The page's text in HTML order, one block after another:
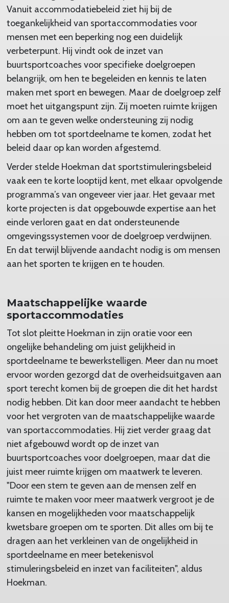
Vanuit accommodatiebeleid ziet hij bij de
toegankelijkheid van sportaccommodaties voor
mensen met een beperking nog een duidelijk
verbeterpunt. Hij vindt ook de inzet van
buurtsportcoaches voor specifieke doelgroepen
belangrijk, om hen te begeleiden en kennis te laten
maken met sport en bewegen. Maar de doelgroep zelf
moet het uitgangspunt zijn. Zij moeten ruimte krijgen
om aan te geven welke ondersteuning zij nodig
hebben om tot sportdeelname te komen, zodat het
beleid daar op kan worden afgestemd.
Verder stelde Hoekman dat sportstimuleringsbeleid
vaak een te korte looptijd kent, met elkaar opvolgende
programma’s van ongeveer vier jaar. Het gevaar met
korte projecten is dat opgebouwde expertise aan het
einde verloren gaat en dat ondersteunende
omgevingssystemen voor de doelgroep verdwijnen.
En dat terwijl blijvende aandacht nodig is om mensen
aan het sporten te krijgen en te houden.
Maatschappelijke waarde
sportaccommodaties
Tot slot pleitte Hoekman in zijn oratie voor een
ongelijke behandeling om juist gelijkheid in
sportdeelname te bewerkstelligen. Meer dan nu moet
ervoor worden gezorgd dat de overheidsuitgaven aan
sport terecht komen bij de groepen die dit het hardst
nodig hebben. Dit kan door meer aandacht te hebben
voor het vergroten van de maatschappelijke waarde
van sportaccommodaties. Hij ziet verder graag dat
niet afgebouwd wordt op de inzet van
buurtsportcoaches voor doelgroepen, maar dat die
juist meer ruimte krijgen om maatwerk te leveren.
"Door een stem te geven aan de mensen zelf en
ruimte te maken voor meer maatwerk vergroot je de
kansen en mogelijkheden voor maatschappelijk
kwetsbare groepen om te sporten. Dit alles om bij te
dragen aan het verkleinen van de ongelijkheid in
sportdeelname en meer betekenisvol
stimuleringsbeleid en inzet van faciliteiten", aldus
Hoekman.